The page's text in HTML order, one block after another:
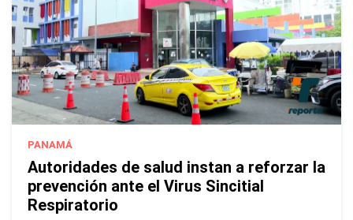
PANAMÁ
Autoridades de salud instan a reforzar la
prevención ante el Virus Sincitial
Respiratorio